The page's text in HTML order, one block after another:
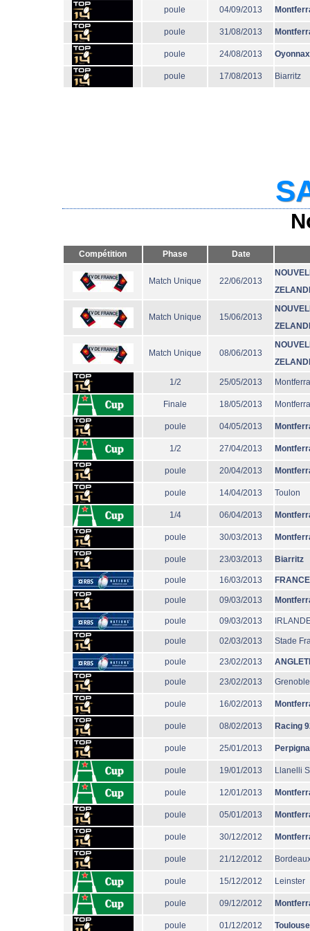
poule 04/09/2013
poule 31/08/2013
poule 24/08/2013 Oyonnax
poule 17/08/2013 Biarritz
Compétition Phase Date
Match Unique 22/06/2013
Match Unique 15/06/2013
Match Unique 08/06/2013
1/2 25/05/2013
Finale 18/05/2013
poule 04/05/2013
1/2 27/04/2013
poule 20/04/2013
poule 14/04/2013 Toulon
1/4 06/04/2013
poule 30/03/2013
poule 23/03/2013 Biarritz
poule 16/03/2013 FRANCE
poule 09/03/2013
poule 09/03/2013
poule 02/03/2013 Stade
poule 23/02/2013
poule 23/02/2013 Grenoble
poule 16/02/2013
poule 08/02/2013 Racing
poule 25/01/2013
poule 19/01/2013 Llanelli
poule 12/01/2013
poule 05/01/2013
poule 30/12/2012
poule 21/12/2012
poule 15/12/2012 Leinster
poule 09/12/2012
poule 01/12/2012 Toulouse